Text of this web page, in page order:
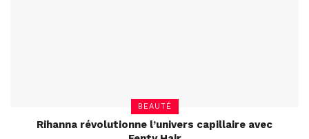
BEAUTÉ
Rihanna révolutionne l’univers capillaire avec